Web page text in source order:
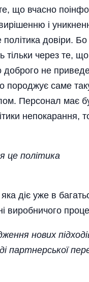
що вчасно
і
довіри. Бо
тільки через те,
доброго не
породжує саме
Персонал має
непокарання,
це полі­тика
діє уже в
виробничого
нових
партнерської